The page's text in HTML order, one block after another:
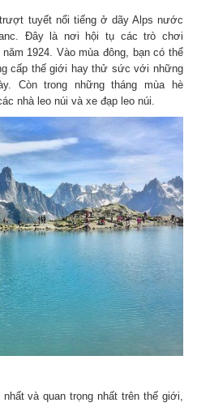
tuyết nổi tiếng ở dãy Alps nước
Đây là nơi hội tụ các trò chơi
1924. Vào mùa đông, bạn có thể
cấp thế giới hay thử sức với những
Còn trong những tháng mùa hè
nhà leo núi và xe đạp leo núi.
và quan trọng nhất trên thế giới,